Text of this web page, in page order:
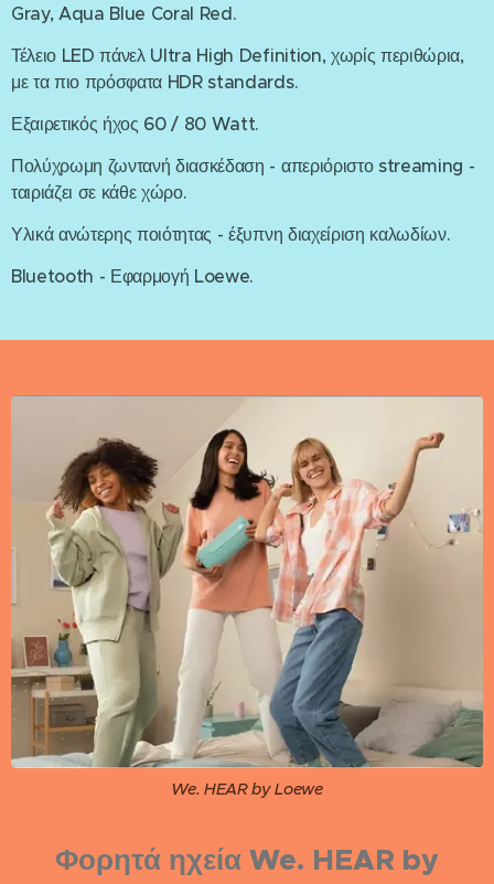
Gray, Aqua Blue Coral Red.
Τέλειο LED πάνελ Ultra High Definition, χωρίς περιθώρια,
με τα πιο πρόσφατα HDR standards.
Εξαιρετικός ήχος 60 / 80 Watt.
Πολύχρωμη ζωντανή διασκέδαση - απεριόριστο streaming -
ταιριάζει σε κάθε χώρο.
Υλικά ανώτερης ποιότητας - έξυπνη διαχείριση καλωδίων.
Bluetooth - Εφαρμογή Loewe.
We. HEAR by Loewe
Φορητά ηχεία We. HEAR by